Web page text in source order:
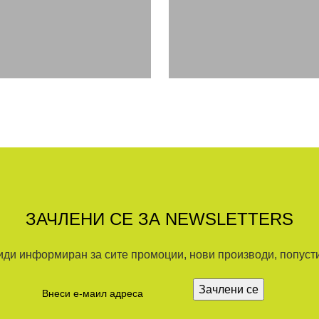
ЗАЧЛЕНИ СЕ ЗА NEWSLETTERS
информиран за сите промоции, нови производи,